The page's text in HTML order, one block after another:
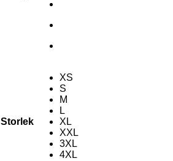
Storlek
XS
S
M
L
XL
XXL
3XL
4XL